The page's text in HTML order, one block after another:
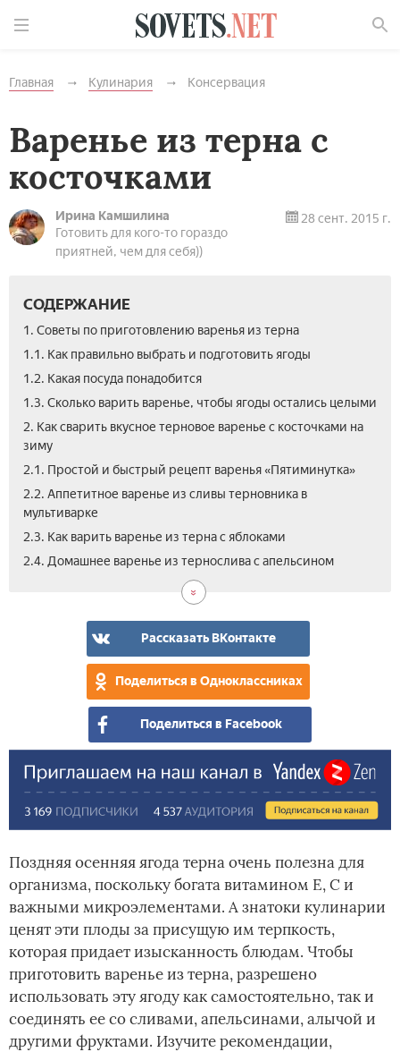
Главная Кулинария Консервация
Варенье из терна с
косточками
Ирина Камшилина
Готовить для кого-то гораздо
приятней, чем для себя))
28 сент. 2015 г.
СОДЕРЖАНИЕ
1. Советы по приготовлению варенья из терна
1.1. Как правильно выбрать и подготовить ягоды
1.2. Какая посуда понадобится
1.3. Сколько варить варенье, чтобы ягоды остались целыми
2. Как сварить вкусное терновое варенье с косточками на
зиму
2.1. Простой и быстрый рецепт варенья «Пятиминутка»
2.2. Аппетитное варенье из сливы терновника в
мультиварке
2.3. Как варить варенье из терна с яблоками
2.4. Домашнее варенье из тернослива с апельсином
Рассказать ВКонтакте
Поделиться в Одноклассниках
Поделиться в Facebook
Поздняя осенняя ягода терна очень полезна для
организма, поскольку богата витамином Е, С и
важными микроэлементами. А знатоки кулинарии
ценят эти плоды за присущую им терпкость,
которая придает изысканность блюдам. Чтобы
приготовить варенье из терна, разрешено
использовать эту ягоду как самостоятельно, так и
соединять ее со сливами, апельсинами, алычой и
другими фруктами. Изучите рекомендации,